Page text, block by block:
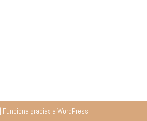
| Funciona gracias a WordPress